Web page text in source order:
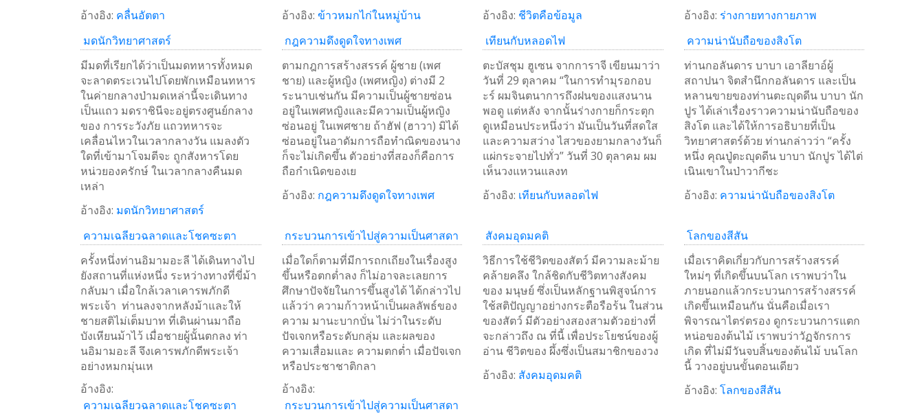
อ้างอิง: คลื่นอัตตา
อ้างอิง: ข้าวหมกไก่ในหมู่บ้าน
อ้างอิง: ชีวิตคือข้อมูล
อ้างอิง: ร่างกายทางกายภาพ
มดนักวิทยาศาสตร์
มีมดที่เรียกได้ว่าเป็นมดทหารทั้งหมด
จะลาดตระเวนไปโดยพักเหมือนทหาร
ในค่ายกลางป่ามดเหล่านี้จะเดินทาง
เป็นแถว มดราชินีจะอยู่ตรงศูนย์กลาง
ของ การระวังภัย แถวทหารจะ
เคลื่อนไหวในเวลากลางวัน แมลงตัว
ใดที่เข้ามาโจมตีจะ ถูกสังหารโดย
หน่วยองครักษ์ ในเวลากลางคืนมด
เหล่า
อ้างอิง: มดนักวิทยาศาสตร์
กฎความดึงดูดใจทางเพศ
ตามกฎการสร้างสรรค์ ผู้ชาย (เพศ
ชาย) และผู้หญิง (เพศหญิง) ต่างมี 2
ระนาบเช่นกัน มีความเป็นผู้ชายซ่อน
อยู่ในเพศหญิงและมีความเป็นผู้หญิง
ซ่อนอยู่ ในเพศชาย ถ้าฮัฟ (ฮาวา) มิได้
ซ่อนอยู่ในอาดัมการถือทำณิดของนาง
ก็จะไม่เกิดขึ้น ตัวอย่างที่สองก็คือการ
ถือกำเนิดของเย
อ้างอิง: กฎความดึงดูดใจทางเพศ
เทียนกับหลอดไฟ
ตะบัสชุม ฮูเซน จากการาจี เขียนมาว่า
วันที่ 29 ตุลาคม “ในการทำมุรอกอบ
ะร์ ผมจินตนาการถึงฝนของแสงนาน
พอดู แต่หลัง จากนั้นร่างกายก็กระตุก
ดูเหมือนประหนึ่งว่า มันเป็นวันที่สดใส
และความสว่าง ไสวของยามกลางวันก็
แผ่กระจายไปทั่ว” วันที่ 30 ตุลาคม ผม
เห็นวงแหวนแลงท
อ้างอิง: เทียนกับหลอดไฟ
ความน่านับถือของสิงโต
ท่านกอลันดาร บาบา เอาลียาอ์ผู้
สถาปนา จิตสำนึกกอลันดาร และเป็น
หลานขายของท่านตะญุดดีน บาบา นัก
ปูร ได้เล่าเรื่องราวความน่านับถือของ
สิงโต และได้ให้การอธิบายที่เป็น
วิทยาศาสตร์ด้วย ท่านกล่าวว่า “ครั้ง
หนึ่ง คุณปู่ตะญุดดีน บาบา นักปูร ได้ไต่
เนินเขาในป่าวากีชะ
อ้างอิง: ความน่านับถือของสิงโต
ความเฉลียวฉลาดและโชคซะตา
ครั้งหนึ่งท่านอิมามอะลี ได้เดินทางไป
ยังสถานที่แห่งหนึ่ง ระหว่างทางที่ขี่ม้า
กลับมา เมื่อใกล้เวลาเคารพภักดี
พระเจ้า ท่านลงจากหลังม้าและให้
ชายสติไม่เต็มบาท ที่เดินผ่านมาถือ
บังเหียนม้าไว้ เมื่อชายผู้นั้นตกลง ท่า
นอิมามอะลี จึงเคารพภักดีพระเจ้า
อย่างหมกมุ่นเห
อ้างอิง:
ความเฉลียวฉลาดและโชคซะตา
กระบวนการเข้าไปสู่ความเป็นศาสดา
เมื่อใดก็ตามที่มีการถกเถียงในเรื่องสูง
ขึ้นหรือตกต่ำลง ก็ไม่อาจละเลยการ
ศึกษาปัจจัยในการขึ้นสูงได้ ได้กล่าวไป
แล้วว่า ความก้าวหน้าเป็นผลลัพธ์ของ
ความ มานะบากบั่น ไม่ว่าในระดับ
ปัจเจกหรือระดับกลุ่ม และผลของ
ความเสื่อมและ ความตกต่ำ เมื่อปัจเจก
หรือประชาชาติกลา
อ้างอิง:
กระบวนการเข้าไปสู่ความเป็นศาสดา
สังคมอุดมคติ
วิธีการใช้ชีวิตของสัตว์ มีความละม้าย
คล้ายคลึง ใกล้ชิดกับชีวิตทางสังคม
ของ มนุษย์ ซึ่งเป็นหลักฐานพิสูจน์การ
ใช้สติปัญญาอย่างกระตือรือร้น ในส่วน
ของสัตว์ มีตัวอย่างสองสามตัวอย่างที่
จะกล่าวถึง ณ ที่นี้ เพื่อประโยชน์ของผู้
อ่าน ชีวิตของ ผึ้งซึ่งเป็นสมาชิกของวง
อ้างอิง: สังคมอุดมคติ
โลกของสีสัน
เมื่อเราคิดเกี่ยวกับการสร้างสรรค์
ใหม่ๆ ที่เกิดขึ้นบนโลก เราพบว่าใน
ภายนอกแล้วกระบวนการสร้างสรรค์
เกิดขึ้นเหมือนกัน นั่นคือเมื่อเรา
พิจารณาไตร่ตรอง ดูกระบวนการแตก
หน่อของต้นไม้ เราพบว่าวัฏจักรการ
เกิด ที่ไม่มีวันจบสิ้นของต้นไม้ บนโลก
นี้ วางอยู่บนขั้นตอนเดียว
อ้างอิง: โลกของสีสัน